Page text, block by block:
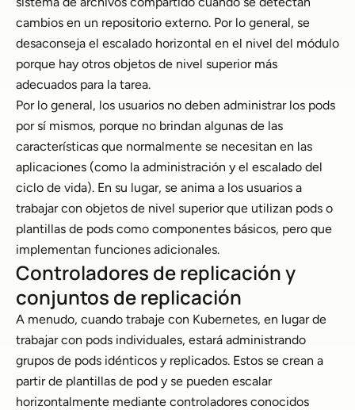
cambios en un repositorio externo. Por lo general, se
desaconseja el escalado horizontal en el nivel del módulo
porque hay otros objetos de nivel superior más
adecuados para la tarea.
Por lo general, los usuarios no deben administrar los pods
por sí mismos, porque no brindan algunas de las
características que normalmente se necesitan en las
aplicaciones (como la administración y el escalado del
ciclo de vida). En su lugar, se anima a los usuarios a
trabajar con objetos de nivel superior que utilizan pods o
plantillas de pods como componentes básicos, pero que
implementan funciones adicionales.
Controladores de replicación y
conjuntos de replicación
A menudo, cuando trabaje con Kubernetes, en lugar de
trabajar con pods individuales, estará administrando
grupos de pods idénticos y replicados. Estos se crean a
partir de plantillas de pod y se pueden escalar
horizontalmente mediante controladores conocidos